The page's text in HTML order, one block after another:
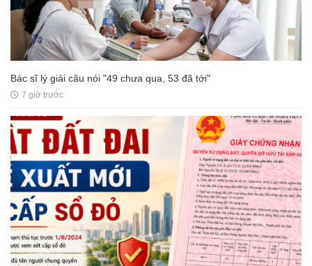
Bác sĩ lý giải câu nói "49 chưa qua, 53 đã tới"
7 giờ trước